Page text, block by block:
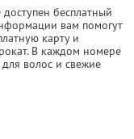
бесплатный
вам помогут
карту и
В каждом номере
волос и свежие